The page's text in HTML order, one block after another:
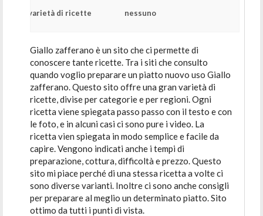
varietà di ricette
nessuno
Giallo zafferano è un sito che ci permette di
conoscere tante ricette. Tra i siti che consulto
quando voglio preparare un piatto nuovo uso Giallo
zafferano. Questo sito offre una gran varietà di
ricette, divise per categorie e per regioni. Ogni
ricetta viene spiegata passo passo con il testo e con
le foto, e in alcuni casi ci sono pure i video. La
ricetta vien spiegata in modo semplice e facile da
capire. Vengono indicati anche i tempi di
preparazione, cottura, difficoltà e prezzo. Questo
sito mi piace perché di una stessa ricetta a volte ci
sono diverse varianti. Inoltre ci sono anche consigli
per preparare al meglio un determinato piatto. Sito
ottimo da tutti i punti di vista.